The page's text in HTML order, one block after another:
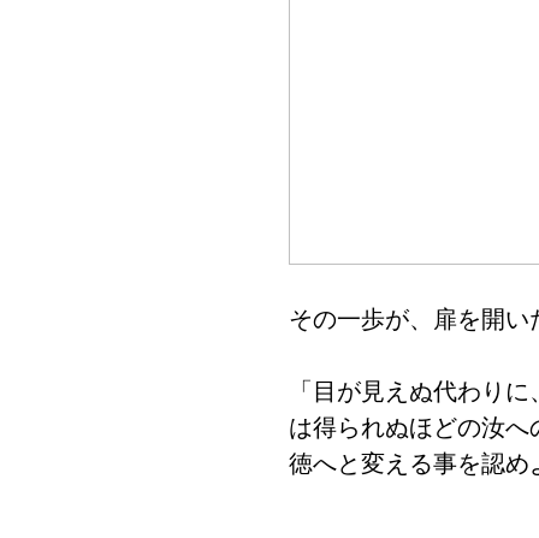
その一歩が、扉を開い
「目が見えぬ代わり
は得られぬほどの汝
徳へと変える事を認め